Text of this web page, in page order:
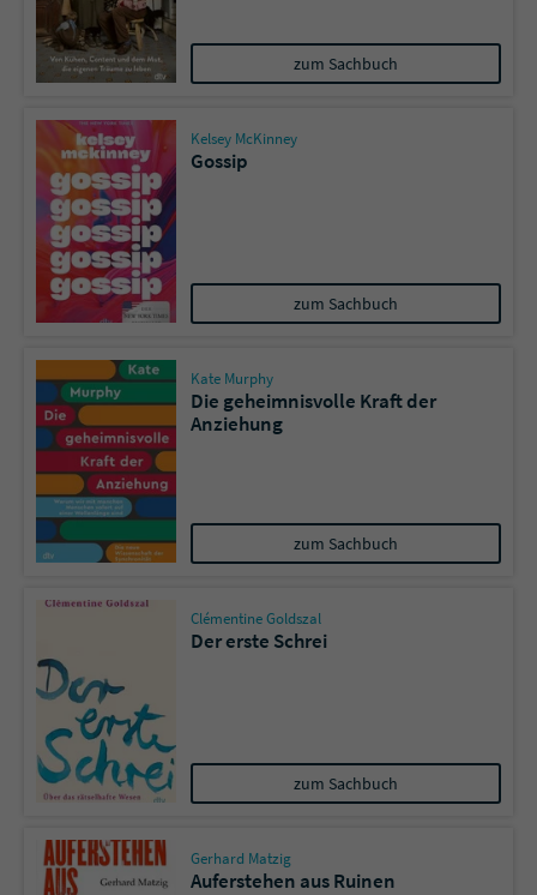
zum Sachbuch
Kelsey McKinney
Gossip
zum Sachbuch
Kate Murphy
Die geheimnisvolle Kraft der
Anziehung
zum Sachbuch
Clémentine Goldszal
Der erste Schrei
zum Sachbuch
Gerhard Matzig
Auferstehen aus Ruinen